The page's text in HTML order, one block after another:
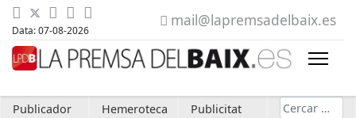
Data: 07-08-2026
mail@lapremsadelbaix.es
Publicador Hemeroteca Publicitat Cerca